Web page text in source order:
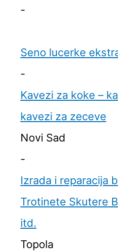
-
Seno lucerke
-
Kavezi za koke –
kavezi za zeceve
Novi Sad
-
Izrada i reparacija
Trotinete Skutere
itd.
Topola